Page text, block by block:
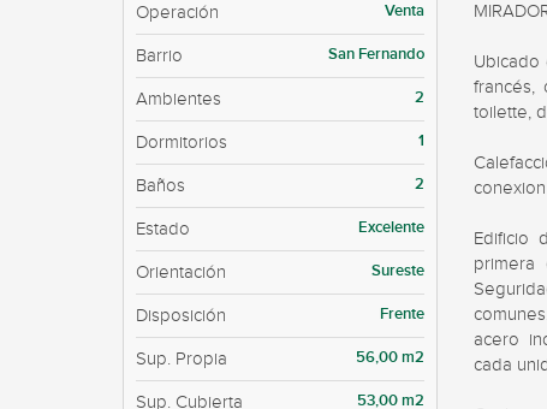
Operación Venta
Barrio San Fernando
Ambientes 2
Dormitorios 1
Baños 2
Estado Excelente
Orientación Sureste
Disposición Frente
Sup. Propia 56,00 m2
Sup. Cubierta 53,00 m2
Ubicado
francés,
toilette,
Edificio
primera
acero
cada